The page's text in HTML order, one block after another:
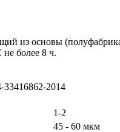
из основы
более 8 ч.
2014
1-2
45 - 60 мкм